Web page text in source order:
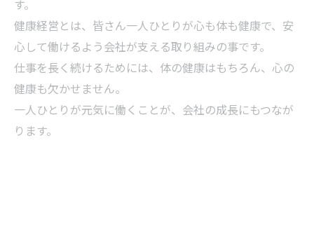
す。
健康経営とは、皆さん一人ひとりが心も体も健康で、安
心して働けるよう会社が支える取り組みの事です。
仕事を長く続けるためには、体の健康はもちろん、心の
健康も欠かせません。
一人ひとりが元気に働くことが、会社の成長にもつなが
ります。